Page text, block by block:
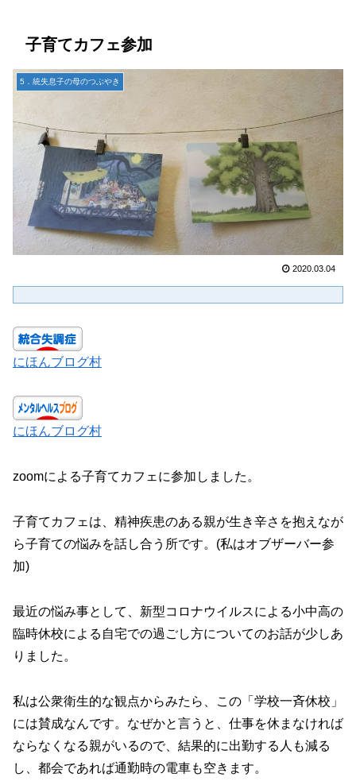
子育てカフェ参加
5．統失息子の母のつぶやき
2020.03.04
にほんブログ村
にほんブログ村
zoomによる子育てカフェに参加しました。
子育てカフェは、精神疾患のある親が生き辛さを抱えなが
ら子育ての悩みを話し合う所です。(私はオブザーバー参
加)
最近の悩み事として、新型コロナウイルスによる小中高の
臨時休校による自宅での過ごし方についてのお話が少しあ
りました。
私は公衆衛生的な観点からみたら、この「学校一斉休校」
には賛成なんです。なぜかと言うと、仕事を休まなければ
ならなくなる親がいるので、結果的に出勤する人も減る
し、都会であれば通勤時の電車も空きます。